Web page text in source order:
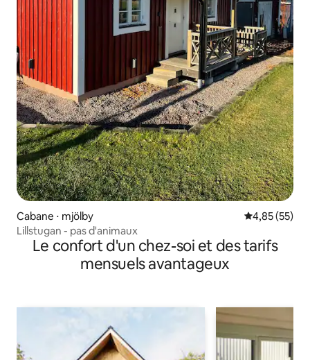
Cabane ⋅ mjölby Évaluation
4,85 (55)
Lillstugan - pas d'animaux
Le confort d'un chez-soi et des tarifs
mensuels avantageux